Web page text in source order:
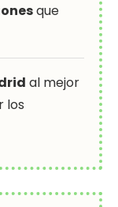
que
al mejor
los